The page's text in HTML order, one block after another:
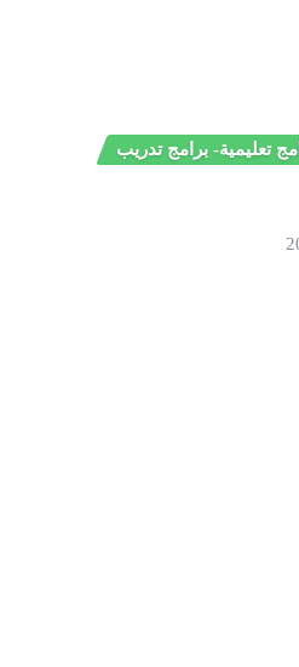
تعليمية- برامج تدريب